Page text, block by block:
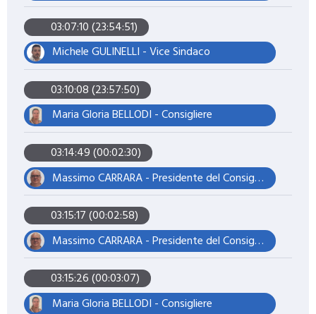
03:07:10 (23:54:51)
Michele GULINELLI - Vice Sindaco
03:10:08 (23:57:50)
Maria Gloria BELLODI - Consigliere
03:14:49 (00:02:30)
Massimo CARRARA - Presidente del Consiglio
03:15:17 (00:02:58)
Massimo CARRARA - Presidente del Consiglio
03:15:26 (00:03:07)
Maria Gloria BELLODI - Consigliere